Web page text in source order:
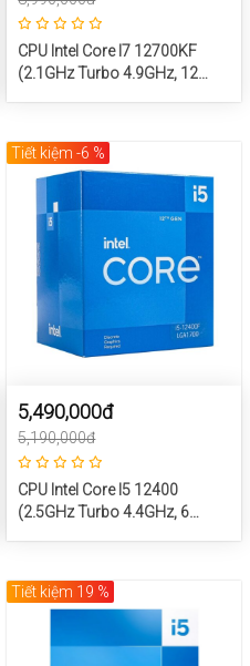
CPU Intel Core I7 12700KF
(2.1GHz Turbo 4.9GHz, 12
Tiết kiệm -6 %
5,490,000đ
5,190,000đ
CPU Intel Core I5 12400
(2.5GHz Turbo 4.4GHz, 6
Tiết kiệm 19 %